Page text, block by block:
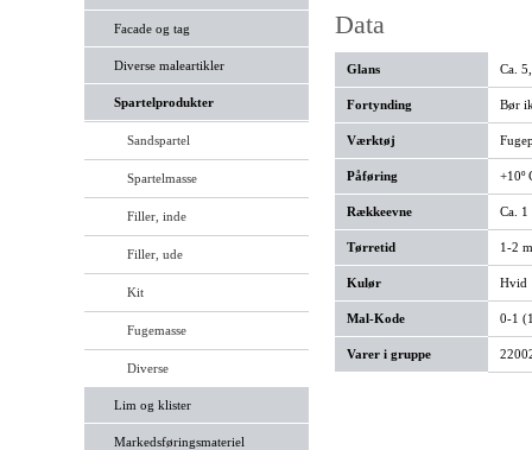
Facade og tag
Diverse maleartikler
Spartelprodukter
Sandspartel
Spartelmasse
Filler, inde
Filler, ude
Kit
Fugemasse
Diverse
Lim og klister
Markedsføringsmateriel
Data
Glans Ca.
Fortynding Bør
Værktøj
Påføring +10º
Rækkeevne Ca. 1
Tørretid 1-2
Kulør Hvid
Mal-Kode 0-1
Varer i gruppe